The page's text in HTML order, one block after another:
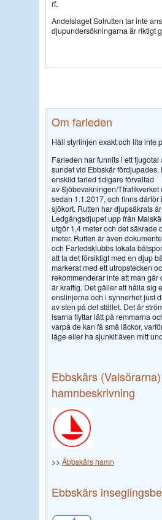
rf.
Andelslaget Solrutten tar inte
djupundersökningarna är riktigt
Om farleden
Håll styrlinjen exakt och lita inte
Farleden har funnits i ett tjugotal
sundet vid Ebbskär
enskild farled tidigare förvaltad
av Sjöbevakningen/Tfrafikverket
sedan 1.1.2017, och finns
sjökort. Rutten har djupsäkrats
Ledgångsdjupet upp från
utgör 1,4 meter och det säkrade
meter. Rutten är även
och Farledsklubbs lokala
att ta det försiktigt med en djup
markerat med ett utropstecken
rekommenderar inte att man går
är kraftig. Det gäller att hålla sig
enslinjerna och i synnerhet just
av sten på det stället. Det är
isarna flyttar lätt på remmarna
varpå de kan få små läckor,
läge eller ha sjunkit även mitt
Ebbskärs (Valsörarna)
hamnbeskrivning
>> Äbbskärs hamn
Ebbskärs